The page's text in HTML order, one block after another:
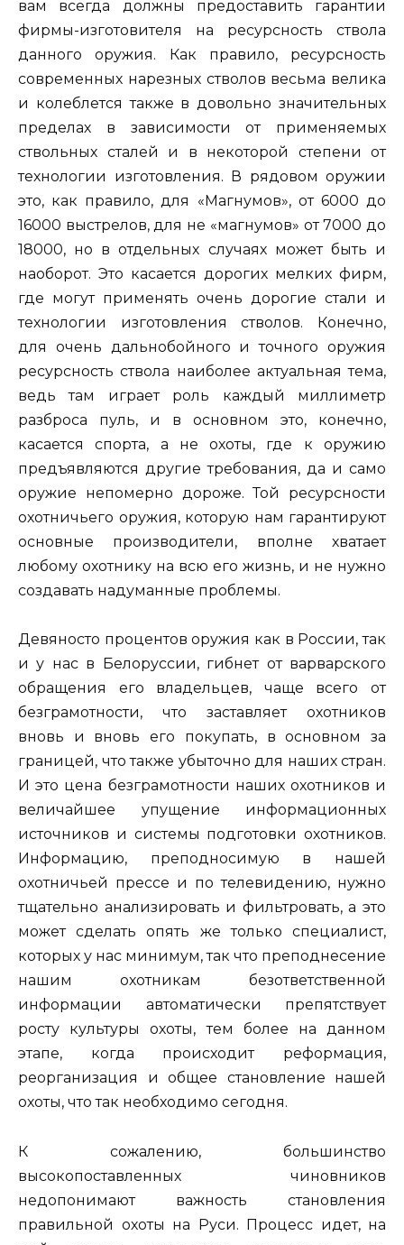
вам всегда должны предоставить гарантии
фирмы-изготовителя на ресурсность ствола
данного оружия. Как правило, ресурсность
современных нарезных стволов весьма велика
и колеблется также в довольно значительных
пределах в зависимости от применяемых
ствольных сталей и в некоторой степени от
технологии изготовления. В рядовом оружии
это, как правило, для «Магнумов», от 6000 до
16000 выстрелов, для не «магнумов» от 7000 до
18000, но в отдельных случаях может быть и
наоборот. Это касается дорогих мелких фирм,
где могут применять очень дорогие стали и
технологии изготовления стволов. Конечно,
для очень дальнобойного и точного оружия
ресурсность ствола наиболее актуальная тема,
ведь там играет роль каждый миллиметр
разброса пуль, и в основном это, конечно,
касается спорта, а не охоты, где к оружию
предъявляются другие требования, да и само
оружие непомерно дороже. Той ресурсности
охотничьего оружия, которую нам гарантируют
основные производители, вполне хватает
любому охотнику на всю его жизнь, и не нужно
создавать надуманные проблемы.
Девяносто процентов оружия как в России, так
и у нас в Белоруссии, гибнет от варварского
обращения его владельцев, чаще всего от
безграмотности, что заставляет охотников
вновь и вновь его покупать, в основном за
границей, что также убыточно для наших стран.
И это цена безграмотности наших охотников и
величайшее упущение информационных
источников и системы подготовки охотников.
Информацию, преподносимую в нашей
охотничьей прессе и по телевидению, нужно
тщательно анализировать и фильтровать, а это
может сделать опять же только специалист,
которых у нас минимум, так что преподнесение
нашим охотникам безответственной
информации автоматически препятствует
росту культуры охоты, тем более на данном
этапе, когда происходит реформация,
реорганизация и общее становление нашей
охоты, что так необходимо сегодня.
К сожалению, большинство
высокопоставленных чиновников
недопонимают важность становления
правильной охоты на Руси. Процесс идет, на